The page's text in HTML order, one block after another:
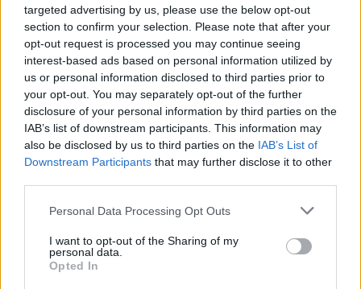
targeted advertising by us, please use the below opt-out
section to confirm your selection. Please note that after your
opt-out request is processed you may continue seeing
interest-based ads based on personal information utilized by
us or personal information disclosed to third parties prior to
your opt-out. You may separately opt-out of the further
disclosure of your personal information by third parties on the
IAB’s list of downstream participants. This information may
also be disclosed by us to third parties on the IAB’s List of
Downstream Participants that may further disclose it to other
Personal Data Processing Opt Outs
I want to opt-out of the Sharing of my
personal data.
Opted In
PUSL (D. Voiculescu)
PNȚCD (Pavelescu)
PNCR (Terheș)
Partidul Patrioților (Surugiu)
FAR (Coarnă)
România pe Primul Loc (Ponta)
Altul
Arată rezultatele
Arhiva sondajelor